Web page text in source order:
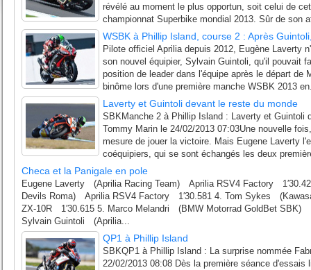
révélé au moment le plus opportun, soit celui de
championnat Superbike mondial 2013. Sûr de son
WSBK à Phillip Island, course 2 : Après
Pilote officiel Aprilia depuis 2012, Eugène Laverty
son nouvel équipier, Sylvain Guintoli, qu'il pouvait
position de leader dans l'équipe après le départ de
binôme lors d'une première manche WSBK 2013
Laverty et Guintoli devant le reste du monde
SBKManche 2 à Phillip Island : Laverty et Guintoli
Tommy Marin le 24/02/2013 07:03Une nouvelle
mesure de jouer la victoire. Mais Eugene Laverty
coéquipiers, qui se sont échangés les deux
Checa et la Panigale en pole
Eugene Laverty (Aprilia Racing Team) Aprilia RSV4 Factory
Devils Roma) Aprilia RSV4 Factory 1′30.581 4. Tom Sykes
ZX-10R 1′30.615 5. Marco Melandri (BMW Motorrad GoldBet SBK)
Sylvain Guintoli (Aprilia...
QP1 à Phillip Island
SBKQP1 à Phillip Island : La surprise nommée
22/02/2013 08:08 Dès la première séance d'essais